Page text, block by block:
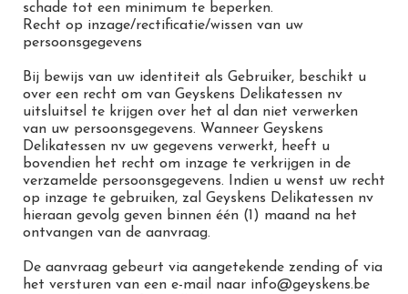
schade tot een minimum te beperken.
Recht op inzage/rectificatie/wissen van uw
persoonsgegevens
Bij bewijs van uw identiteit als Gebruiker, beschikt u
over een recht om van Geyskens Delikatessen nv
uitsluitsel te krijgen over het al dan niet verwerken
van uw persoonsgegevens. Wanneer Geyskens
Delikatessen nv uw gegevens verwerkt, heeft u
bovendien het recht om inzage te verkrijgen in de
verzamelde persoonsgegevens. Indien u wenst uw recht
op inzage te gebruiken, zal Geyskens Delikatessen nv
hieraan gevolg geven binnen één (1) maand na het
ontvangen van de aanvraag.
De aanvraag gebeurt via aangetekende zending of via
het versturen van een e-mail naar info@geyskens.be